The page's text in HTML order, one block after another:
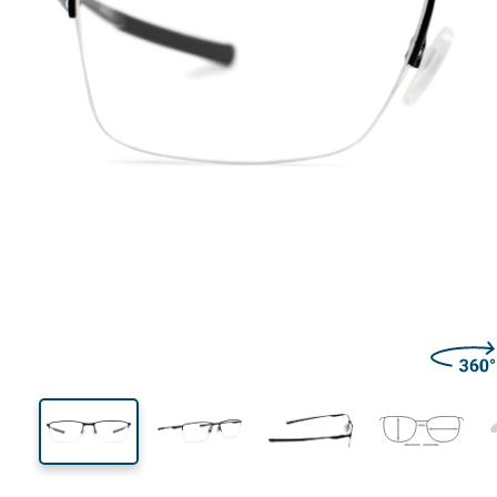
Височина на стъклото
56 mm
Ширина на стъклото
Ширина
на